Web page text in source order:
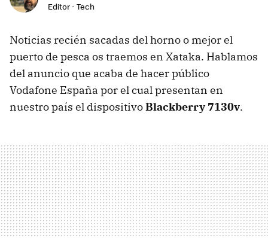
Editor - Tech
Noticias recién sacadas del horno o mejor el
puerto de pesca os traemos en Xataka. Hablamos
del anuncio que acaba de hacer público
Vodafone España por el cual presentan en
nuestro país el dispositivoBlackberry 7130v.